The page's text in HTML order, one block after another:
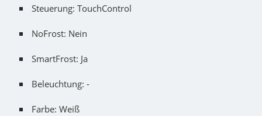
Steuerung: TouchControl
NoFrost: Nein
SmartFrost: Ja
Beleuchtung: -
Farbe: Weiß